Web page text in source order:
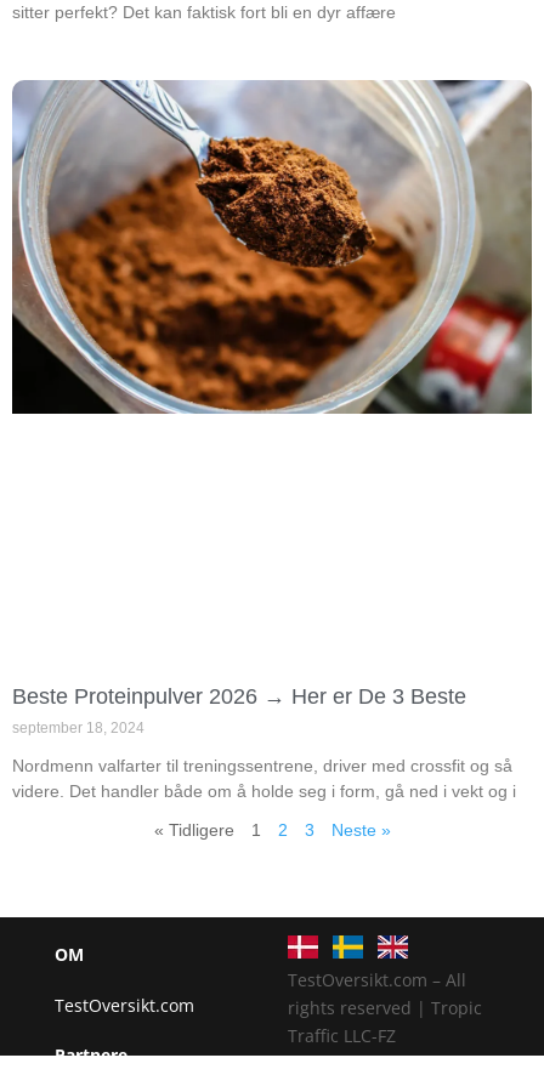
sitter perfekt? Det kan faktisk fort bli en dyr affære
Beste Proteinpulver 2026 → Her er De 3 Beste
september 18, 2024
Nordmenn valfarter til treningssentrene, driver med crossfit og så
videre. Det handler både om å holde seg i form, gå ned i vekt og i
« Tidligere
1 2 3 Neste »
OM
TestOversikt.com
Partnere
TestOversikt.com – All
rights reserved | Tropic
Traffic LLC-FZ